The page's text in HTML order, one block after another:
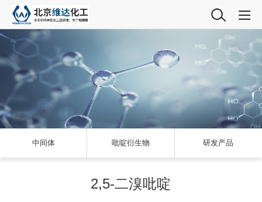
中间体 吡啶衍生物 研发产品
2,5-二溴吡啶